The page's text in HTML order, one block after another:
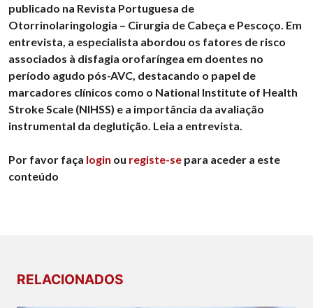
publicado na Revista Portuguesa de
Otorrinolaringologia – Cirurgia de Cabeça e Pescoço. Em
entrevista, a especialista abordou os fatores de risco
associados à disfagia orofaríngea em doentes no
período agudo pós-AVC, destacando o papel de
marcadores clínicos como o National Institute of Health
Stroke Scale (NIHSS) e a importância da avaliação
instrumental da deglutição. Leia a entrevista.
Por favor faça login ou registe-se para aceder a este
conteúdo
RELACIONADOS